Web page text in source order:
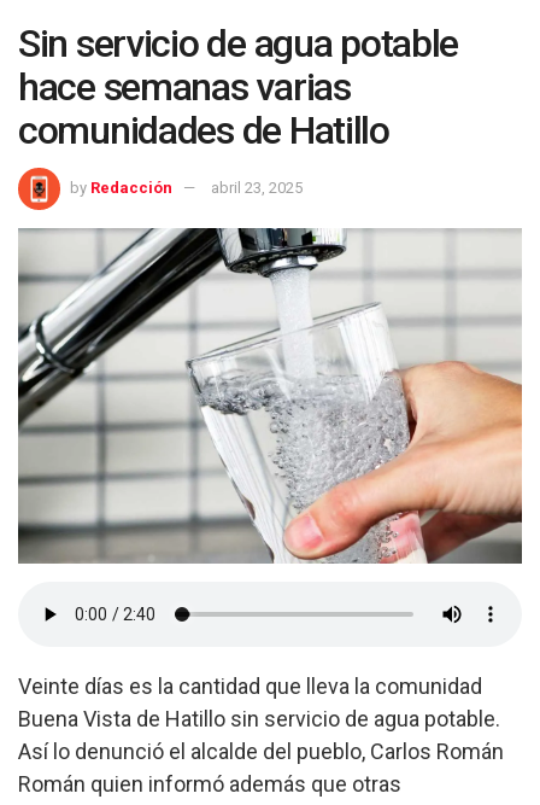
Sin servicio de agua potable
hace semanas varias
comunidades de Hatillo
by Redacción abril 23, 2025
Veinte días es la cantidad que lleva la comunidad
Buena Vista de Hatillo sin servicio de agua potable.
Así lo denunció el alcalde del pueblo, Carlos Román
Román quien informó además que otras